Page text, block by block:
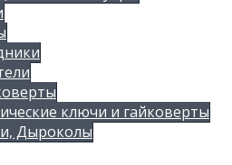
ключи и гайковерты
Дыроколы